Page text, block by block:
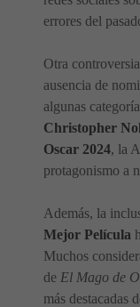
errores del
Otra
ausencia de
algunas
Christopher
Oscar 2024, la
protagonismo a
Además, la
Mejor Película
Muchos
de El Mago de
más destacadas